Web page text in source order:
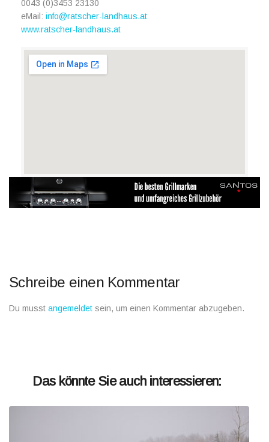
0043 (0)3453 23130
eMail: info@ratscher-landhaus.at
www.ratscher-landhaus.at
Schreibe einen Kommentar
Du musst angemeldet sein, um einen Kommentar abzugeben.
Das könnte Sie auch interessieren: